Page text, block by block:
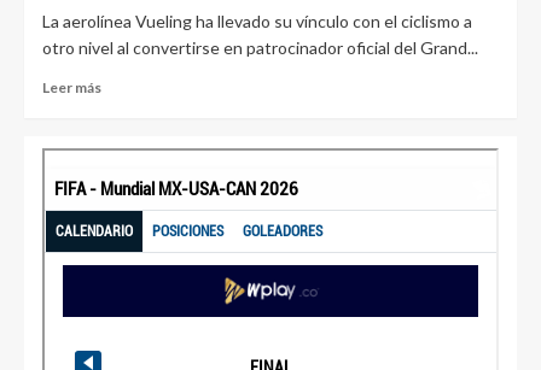
La aerolínea Vueling ha llevado su vínculo con el ciclismo a
otro nivel al convertirse en patrocinador oficial del Grand...
Leer más